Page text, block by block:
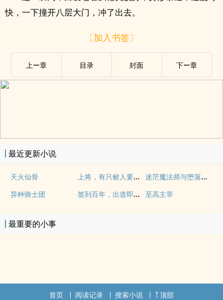
快，一下撞开八层大门，冲了出去。
〔加入书签〕
上ー章 目录 封面 下ー章
最近更新小说
天火仙骨 上将，有只鲛人要嫁你 迷茫魔法师与堕落者公会
异种骑士团 签到百年，出道即巅峰 至高主宰
最重要的小事
首页 阅读记录 搜索小说 顶部